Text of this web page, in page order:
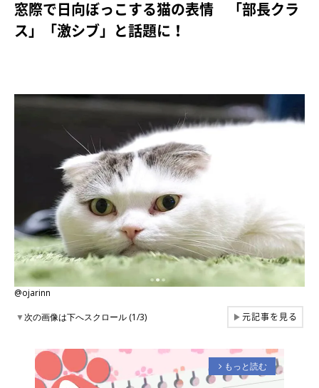
窓際で日向ぼっこする猫の表情 「部長クラ
ス」「激シブ」と話題に！
@ojarinn
▼次の画像は下へスクロール (1/3) ▶元記事を見る
arrow_forward_ios もっと読む